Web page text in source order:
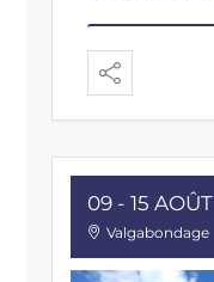
09 - 15 AOÛT
Valgabondage